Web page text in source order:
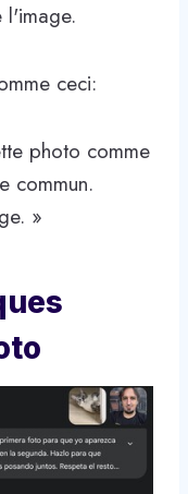
l'image.
ceci:
photo comme
commun.
»